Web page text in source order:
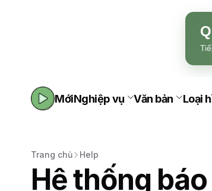
MớiNghiệp vụ Văn bản Loại
Trang chủ Help
Hệ thống